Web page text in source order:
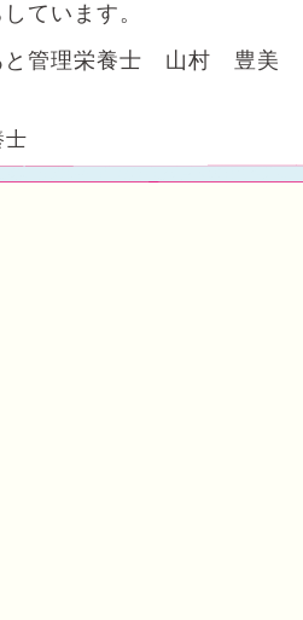
ています。
と管理栄養士 山村 豊美
士